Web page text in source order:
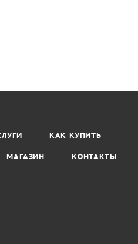
КАК КУПИТЬ
МАГАЗИН КОНТАКТЫ